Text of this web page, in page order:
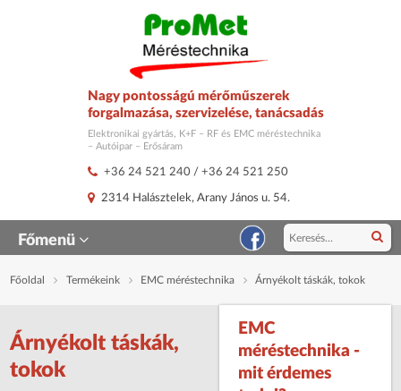
Nagy pontosságú mérőműszerek
forgalmazása, szervizelése, tanácsadás
Elektronikai gyártás, K+F – RF és EMC méréstechnika
– Autóipar – Erősáram
+36 24 521 240 /+36 24 521 250
2314 Halásztelek, Arany János u. 54.
Főmenü
Főoldal Termékeink EMC méréstechnika Árnyékolt táskák, tokok
Árnyékolt táskák,
tokok
EMC
méréstechnika -
mit érdemes